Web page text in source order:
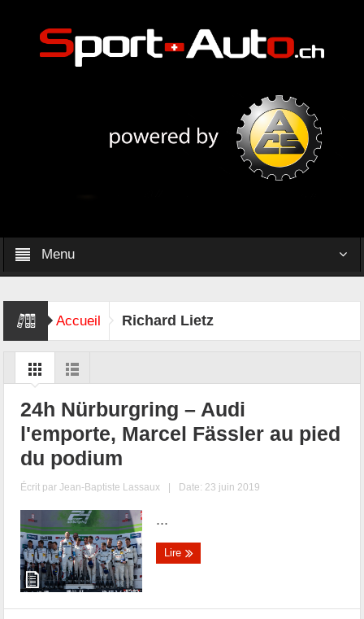
Menu
Accueil Richard Lietz
24h Nürburgring – Audi
l'emporte, Marcel Fässler au pied
du podium
Écrit parJean-Baptiste Lassaux | Date: 23 juin 2019
...
Lire